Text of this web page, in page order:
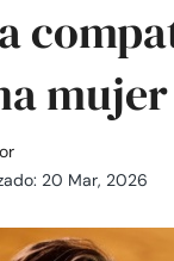
20 Mar, 2026